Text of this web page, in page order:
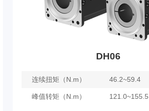
DH06
连续扭矩（N.m） 46.2~59.4
峰值转矩（N.m） 121.0~155.5